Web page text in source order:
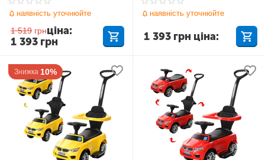
наявність уточнюйте
1 519 грн
1 393 грн
ціна:
наявність уточнюйте
1 393 грн ціна:
Знижка 10%